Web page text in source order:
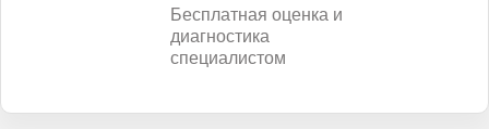
Бесплатная оценка и
диагностика
специалистом